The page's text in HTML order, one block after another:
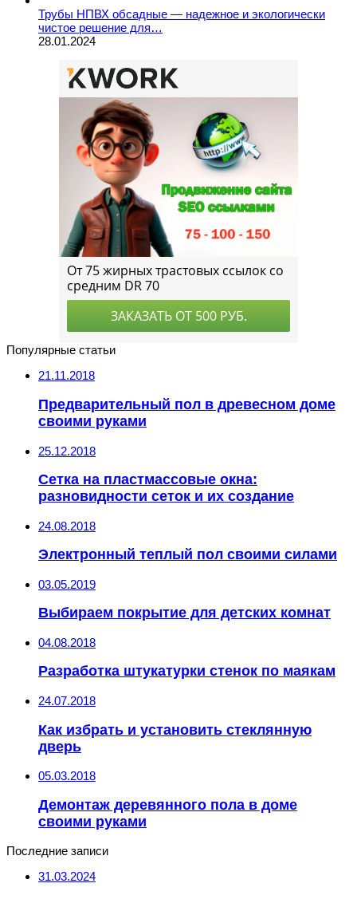
Трубы НПВХ обсадные — надежное и экологически
чистое решение для…
28.01.2024
Популярные статьи
21.11.2018
Предварительный пол в древесном доме
своими руками
25.12.2018
Сетка на пластмассовые окна:
разновидности сеток и их создание
24.08.2018
Электронный теплый пол своими силами
03.05.2019
Выбираем покрытие для детских комнат
04.08.2018
Разработка штукатурки стенок по маякам
24.07.2018
Как избрать и установить стеклянную
дверь
05.03.2018
Демонтаж деревянного пола в доме
своими руками
Последние записи
31.03.2024